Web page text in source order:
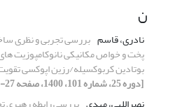
ن
نادری، قاسم بررسی تجربی و نظری
پخت و خواص مکانیکی نانوکامپوزیت
بوتادین کربوکسیله/رزین اپوکسی
[دوره 25، شماره 101، 1400، صفحه 27-36]